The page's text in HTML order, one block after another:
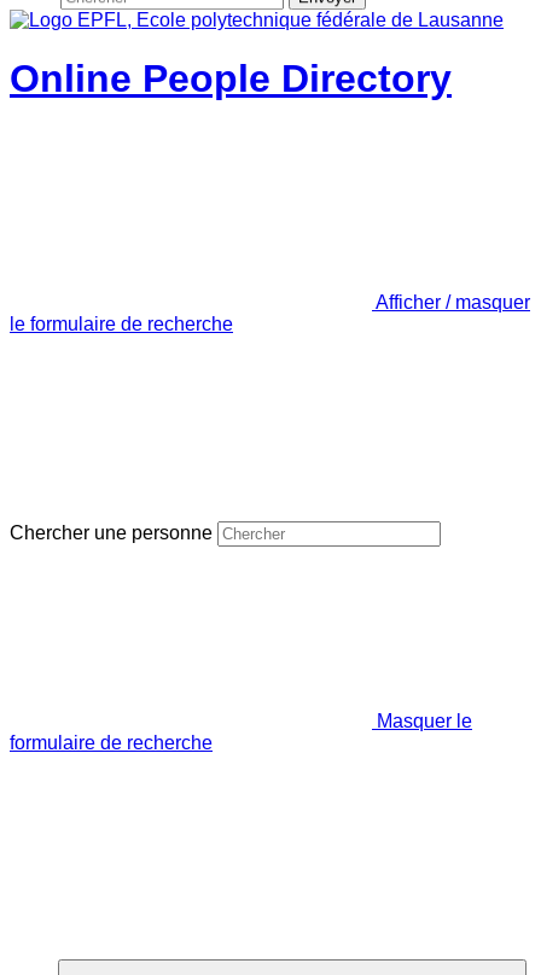
Online People Directory
Afficher / masquer
le formulaire de recherche
Chercher une personne
Masquer le
formulaire de recherche